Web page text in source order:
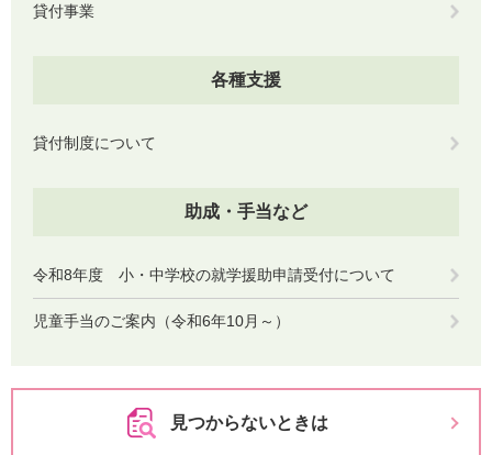
貸付事業
各種支援
貸付制度について
助成・手当など
令和8年度 小・中学校の就学援助申請受付について
児童手当のご案内（令和6年10月～）
見つからないときは